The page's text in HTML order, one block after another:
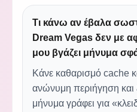
Τι κάνω αν έβαλα
Dream Vegas δεν με
μου βγάζει μήνυμα
Κάνε καθαρισμό cache
ανώνυμη περιήγηση και
μήνυμα γράφει για